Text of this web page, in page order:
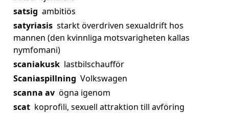
satsig ambitiös
satyriasis starkt överdriven sexualdrift hos
mannen (den kvinnliga motsvarigheten kallas
nymfomani)
scaniakusk lastbilschaufför
Scaniaspillning Volkswagen
scanna av ögna igenom
scat koprofili, sexuell attraktion till avföring